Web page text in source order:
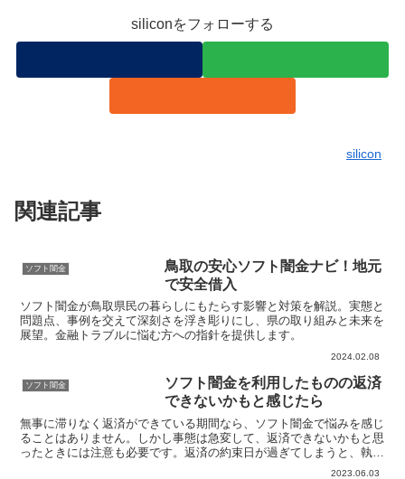
siliconをフォローする
silicon
関連記事
ソフト闇金
鳥取の安心ソフト闇金ナビ！地元
で安全借入
ソフト闇金が鳥取県民の暮らしにもたらす影響と対策を解説。実態と
問題点、事例を交えて深刻さを浮き彫りにし、県の取り組みと未来を
展望。金融トラブルに悩む方への指針を提供します。
2024.02.08
ソフト闇金
ソフト闇金を利用したものの返済
できないかもと感じたら
無事に滞りなく返済ができている期間なら、ソフト闇金で悩みを感じ
ることはありません。しかし事態は急変して、返済できないかもと思
ったときには注意も必要です。返済の約束日が過ぎてしまうと、執拗
2023.06.03